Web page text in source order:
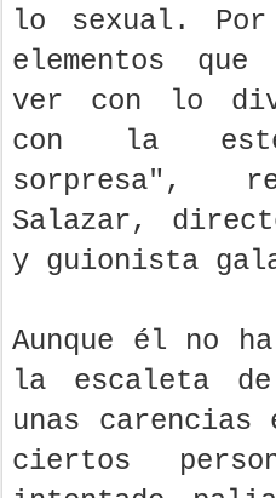
lo sexual.
elementos
ver con lo
con la
sorpresa",
Salazar,
y guionista
Aunque él no
la escaleta
unas
ciertos